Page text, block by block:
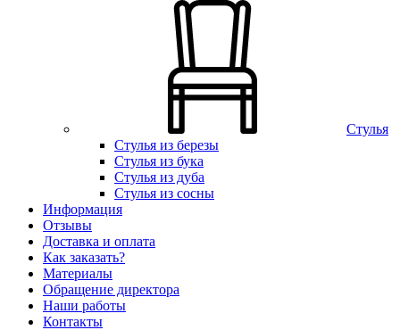
Стулья
Стулья из березы
Стулья из бука
Стулья из дуба
Стулья из сосны
Информация
Отзывы
Доставка и оплата
Как заказать?
Материалы
Обращение директора
Наши работы
Контакты